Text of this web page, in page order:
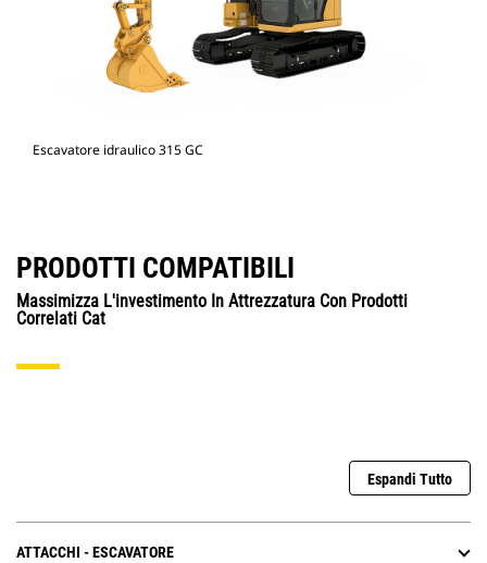
Escavatore idraulico 315 GC
PRODOTTI COMPATIBILI
Massimizza L'investimento In Attrezzatura Con Prodotti
Correlati Cat
Espandi Tutto
ATTACCHI - ESCAVATORE